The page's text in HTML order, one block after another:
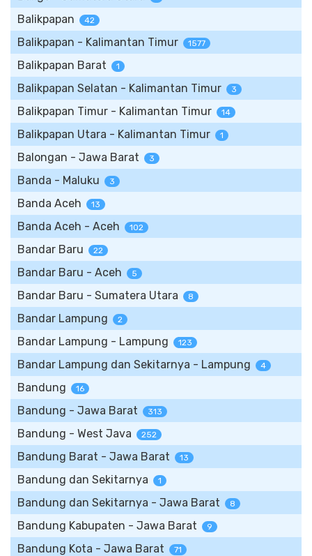
Balikpapan 42
Balikpapan - Kalimantan Timur 1577
Balikpapan Barat 1
Balikpapan Selatan - Kalimantan Timur 3
Balikpapan Timur - Kalimantan Timur 14
Balikpapan Utara - Kalimantan Timur 1
Balongan - Jawa Barat 3
Banda - Maluku 3
Banda Aceh 13
Banda Aceh - Aceh 102
Bandar Baru 22
Bandar Baru - Aceh 5
Bandar Baru - Sumatera Utara 8
Bandar Lampung 2
Bandar Lampung - Lampung 123
Bandar Lampung dan Sekitarnya - Lampung 4
Bandung 16
Bandung - Jawa Barat 313
Bandung - West Java 252
Bandung Barat - Jawa Barat 13
Bandung dan Sekitarnya 1
Bandung dan Sekitarnya - Jawa Barat 8
Bandung Kabupaten - Jawa Barat 9
Bandung Kota - Jawa Barat 71